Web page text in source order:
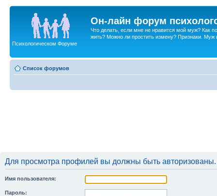
Он-лайн форум
Что делать, если мне не нравится мой муж? Как
жить? Можно ли простить измену? Признаки. Муж
Психологическом Форуме
Список форумов
Для просмотра профилей вы должны быть авторизованы.
Имя пользователя:
Пароль: